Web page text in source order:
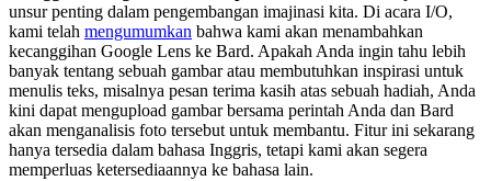
unsur penting dalam pengembangan imajinasi kita. Di acara I/O,
kami telah mengumumkan bahwa kami akan menambahkan
kecanggihan Google Lens ke Bard. Apakah Anda ingin tahu lebih
banyak tentang sebuah gambar atau membutuhkan inspirasi untuk
menulis teks, misalnya pesan terima kasih atas sebuah hadiah, Anda
kini dapat mengupload gambar bersama perintah Anda dan Bard
akan menganalisis foto tersebut untuk membantu. Fitur ini sekarang
hanya tersedia dalam bahasa Inggris, tetapi kami akan segera
memperluas ketersediaannya ke bahasa lain.